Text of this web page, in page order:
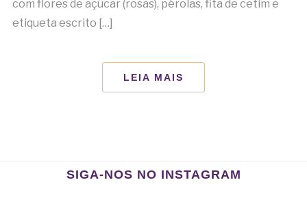
com flores de açúcar (rosas), pérolas, fita de cetim e
etiqueta escrito […]
LEIA MAIS
SIGA-NOS NO INSTAGRAM